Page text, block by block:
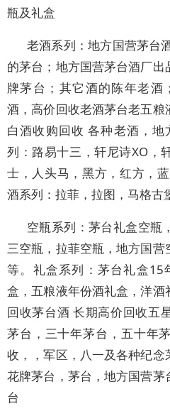
瓶及礼盒
老酒系列：地方国营茅台
的茅台；地方国营茅台酒厂
牌茅台；其它酒的陈年老酒
酒，高价回收老酒茅台老五
白酒收购回收 各种老酒，
列：路易十三，轩尼诗XO，
士，人头马，黑方，红方，
酒系列：拉菲，拉图，马格古
空瓶系列：茅台礼盒空瓶
三空瓶，拉菲空瓶，地方国
等。礼盒系列：茅台礼盒
盒，五粮液年份酒礼盒，洋
回收茅台酒 长期高价回收五
茅台，三十年茅台，五十年
收，，军区，八一及各种纪
花牌茅台，茅台，地方国营
台